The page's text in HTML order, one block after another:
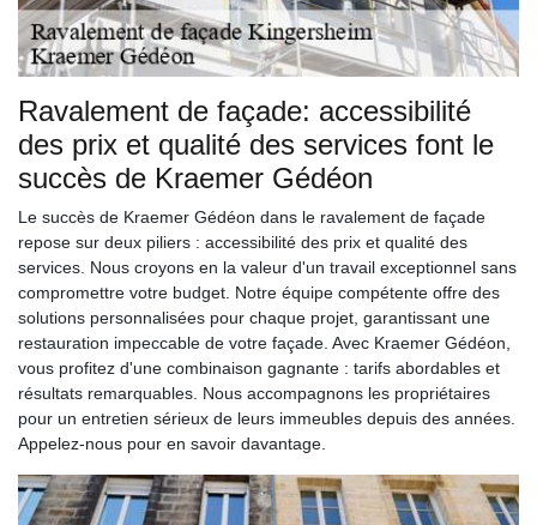
Ravalement de façade: accessibilité
des prix et qualité des services font le
succès de Kraemer Gédéon
Le succès de Kraemer Gédéon dans le ravalement de façade
repose sur deux piliers : accessibilité des prix et qualité des
services. Nous croyons en la valeur d'un travail exceptionnel sans
compromettre votre budget. Notre équipe compétente offre des
solutions personnalisées pour chaque projet, garantissant une
restauration impeccable de votre façade. Avec Kraemer Gédéon,
vous profitez d'une combinaison gagnante : tarifs abordables et
résultats remarquables. Nous accompagnons les propriétaires
pour un entretien sérieux de leurs immeubles depuis des années.
Appelez-nous pour en savoir davantage.